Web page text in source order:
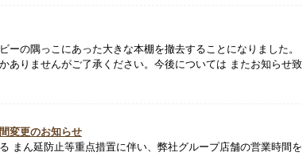
ーの隅っこにあった大きな本棚を撤去することになりました。
ありませんがご了承ください。今後については またお知らせ致
変更のお知らせ
まん延防止等重点措置に伴い、弊社グループ店舗の営業時間を